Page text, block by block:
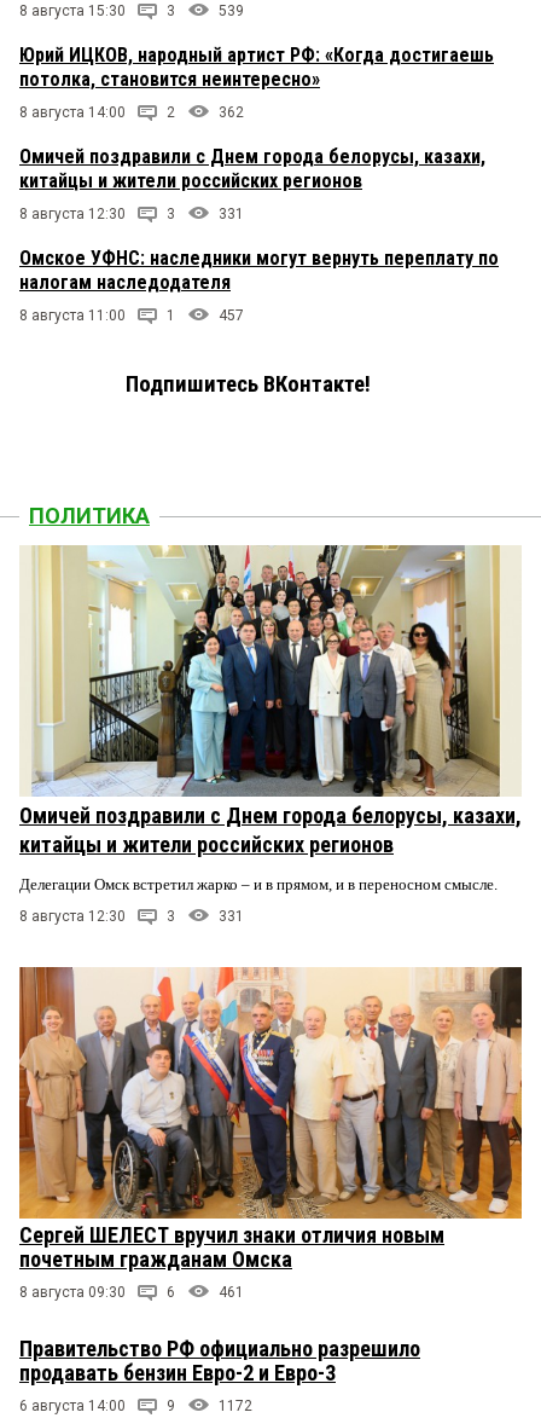
8 августа 15:30 3 539
Юрий ИЦКОВ, народный артист РФ: «Когда достигаешь
потолка, становится неинтересно»
8 августа 14:00 2 362
Омичей поздравили с Днем города белорусы, казахи,
китайцы и жители российских регионов
8 августа 12:30 3 331
Омское УФНС: наследники могут вернуть переплату по
налогам наследодателя
8 августа 11:00 1 457
Подпишитесь ВКонтакте!
ПОЛИТИКА
Омичей поздравили с Днем города белорусы, казахи,
китайцы и жители российских регионов
Делегации Омск встретил жарко – и в прямом, и в переносном смысле.
8 августа 12:30 3 331
Сергей ШЕЛЕСТ вручил знаки отличия новым
почетным гражданам Омска
8 августа 09:30 6 461
Правительство РФ официально разрешило
продавать бензин Евро-2 и Евро-3
6 августа 14:00 9 1172